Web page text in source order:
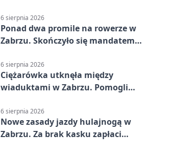
6 sierpnia 2026
Ponad dwa promile na rowerze w
Zabrzu. Skończyło się mandatem
6 sierpnia 2026
Ciężarówka utknęła między
wiaduktami w Zabrzu. Pomogli
6 sierpnia 2026
Nowe zasady jazdy hulajnogą w
Zabrzu. Za brak kasku zapłaci